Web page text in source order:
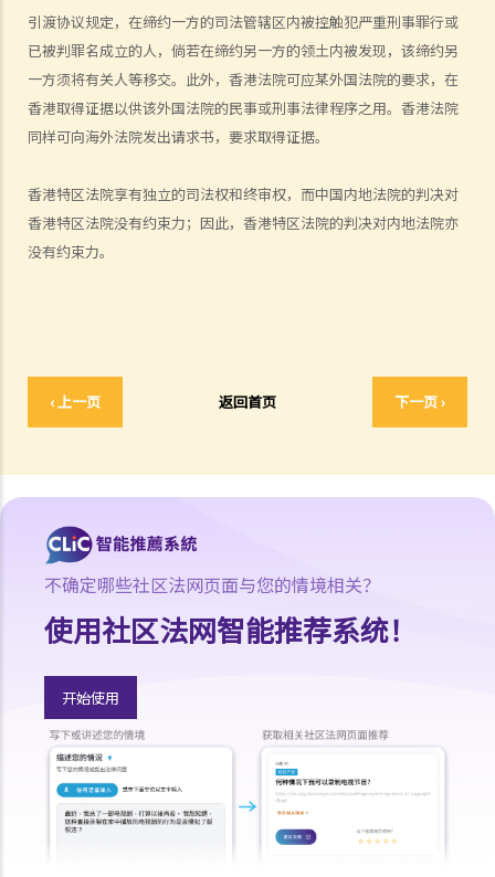
引渡协议规定，在缔约一方的司法管辖区内被控触犯严重刑事罪行或
已被判罪名成立的人，倘若在缔约另一方的领土内被发现，该缔约另
一方须将有关人等移交。此外，香港法院可应某外国法院的要求，在
香港取得证据以供该外国法院的民事或刑事法律程序之用。香港法院
同样可向海外法院发出请求书，要求取得证据。
香港特区法院享有独立的司法权和终审权，而中国内地法院的判决对
香港特区法院没有约束力；因此，香港特区法院的判决对内地法院亦
没有约束力。
‹ 上一页 返回首页 下一页 ›
3. 陪审员之职责是甚么？
1. 谁人掌管律政司？此政府官员之主要职责是甚么？
2. 律政司之主要工作范围是甚么？
1. 律师（又称事务律师）与大律师之主要分别是甚么？
2. 怎样能成为大律师？
3. 怎样能成为律师（事务律师）？
2. 香港国际仲裁中心之简介
2. 谁是调解员？
法庭程序中的权利与协助
聋人和听障人士在法庭程序中的权利与协助
不确定哪些社区法网页面与您的情境相关？
使用社区法网智能推荐系统！
开始使用